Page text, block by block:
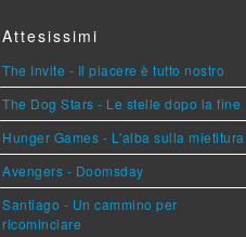
Attesissimi
The Invite - Il piacere è tutto nostro
The Dog Stars - Le stelle dopo la fine
Hunger Games - L'alba sulla mietitura
Avengers - Doomsday
Santiago - Un cammino per
ricominciare